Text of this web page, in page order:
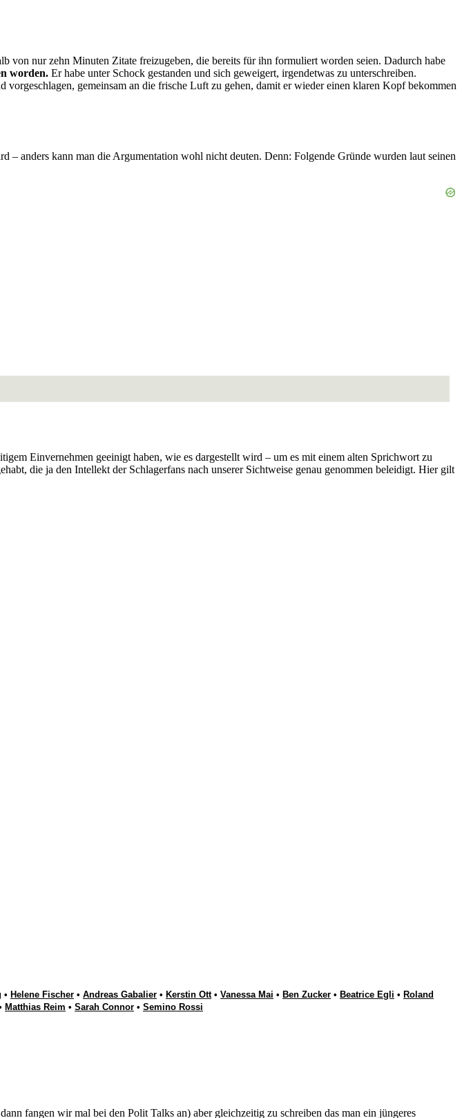
nur zehn Minuten Zitate freizugeben, die bereits für ihn formuliert worden seien. Dadurch habe
worden. Er habe unter Schock gestanden und sich geweigert, irgendetwas zu unterschreiben.
gemeinsam an die frische Luft zu gehen, damit er wieder einen klaren Kopf bekommen
anders kann man die Argumentation wohl nicht deuten. Denn: Folgende Gründe wurden laut seinen
Einvernehmen geeinigt haben, wie es dargestellt wird – um es mit einem alten Sprichwort zu
die ja den Intellekt der Schlagerfans nach unserer Sichtweise genau genommen beleidigt. Hier gilt
• Helene Fischer • Andreas Gabalier • Kerstin Ott• Vanessa Mai • Ben Zucker • Beatrice Egli • Roland
Matthias Reim • Sarah Connor • Semino Rossi
fangen wir mal bei den Polit Talks an) aber gleichzeitig zu schreiben das man ein jüngeres